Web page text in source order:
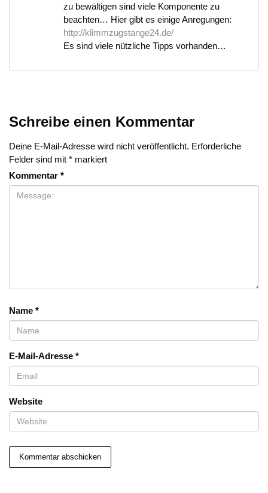
zu bewältigen sind viele Komponente zu
beachten… Hier gibt es einige Anregungen:
http://klimmzugstange24.de/
Es sind viele nützliche Tipps vorhanden…
Schreibe einen Kommentar
Deine E-Mail-Adresse wird nicht veröffentlicht. Erforderliche
Felder sind mit * markiert
Kommentar *
Name *
E-Mail-Adresse *
Website